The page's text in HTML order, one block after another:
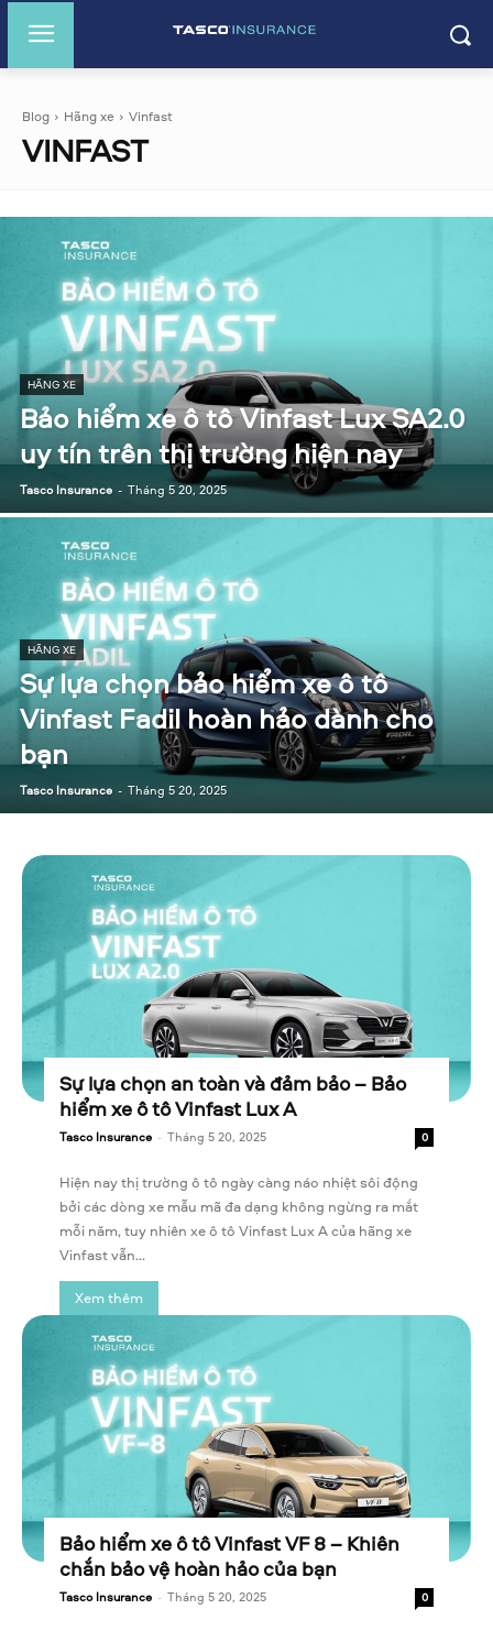
Blog Hãng xe Vinfast
VINFAST
HÃNG XE
Bảo hiểm xe ô tô Vinfast Lux SA2.0
uy tín trên thị trường hiện nay
Tasco Insurance - Tháng 5 20, 2025
HÃNG XE
Sự lựa chọn bảo hiểm xe ô tô
Vinfast Fadil hoàn hảo dành cho
bạn
Tasco Insurance - Tháng 5 20, 2025
Sự lựa chọn an toàn và đảm bảo – Bảo
hiểm xe ô tô Vinfast Lux A
Tasco Insurance - Tháng 5 20, 2025 0
Hiện nay thị trường ô tô ngày càng náo nhiệt sôi động
bởi các dòng xe mẫu mã đa dạng không ngừng ra mắt
mỗi năm, tuy nhiên xe ô tô Vinfast Lux A của hãng xe
Vinfast vẫn...
Xem thêm
Bảo hiểm xe ô tô Vinfast VF 8 – Khiên
chắn bảo vệ hoàn hảo của bạn
Tasco Insurance - Tháng 5 20, 2025 0